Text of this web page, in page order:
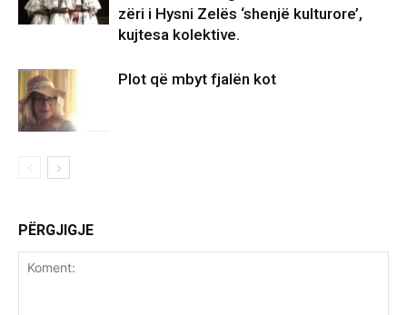
zëri i Hysni Zelës ‘shenjë kulturore’,
kujtesa kolektive.
Plot që mbyt fjalën kot
PËRGJIGJE